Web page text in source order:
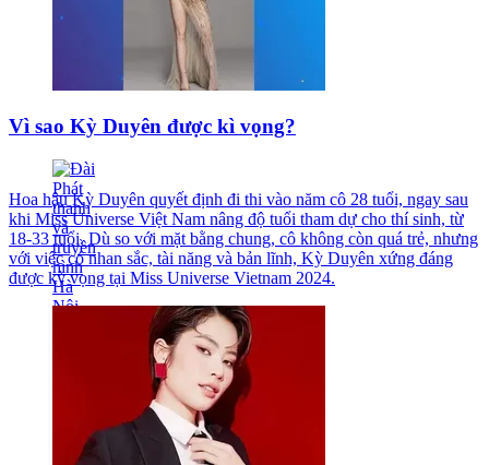
Vì sao Kỳ Duyên được kì vọng?
Hoa hậu Kỳ Duyên quyết định đi thi vào năm cô 28 tuổi, ngay sau
khi Miss Universe Việt Nam nâng độ tuổi tham dự cho thí sinh, từ
18-33 tuổi. Dù so với mặt bằng chung, cô không còn quá trẻ, nhưng
với việc có nhan sắc, tài năng và bản lĩnh, Kỳ Duyên xứng đáng
được kỳ vọng tại Miss Universe Vietnam 2024.